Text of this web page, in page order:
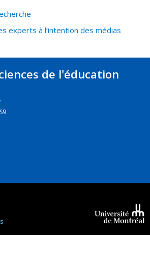
experts à l’intention des médias
de l'éducation
Montréal